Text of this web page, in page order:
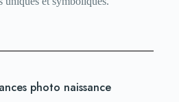
photo naissance